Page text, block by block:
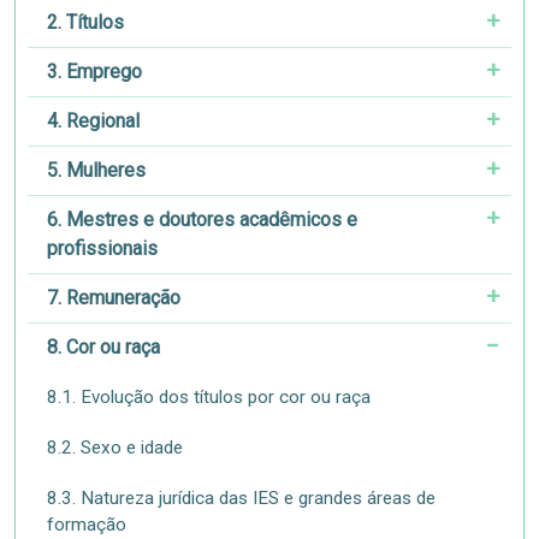
2. Títulos
3. Emprego
4. Regional
5. Mulheres
6. Mestres e doutores acadêmicos e
profissionais
7. Remuneração
8. Cor ou raça
8.1. Evolução dos títulos por cor ou raça
8.2. Sexo e idade
8.3. Natureza jurídica das IES e grandes áreas de
formação